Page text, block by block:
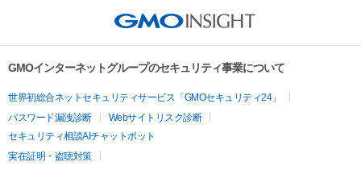
GMOインターネットグループのセキュリティ事業について
世界初総合ネットセキュリティサービス「GMOセキュリティ24」
パスワード漏洩診断
Webサイトリスク診断
セキュリティ相談AIチャットボット
実在証明・盗聴対策